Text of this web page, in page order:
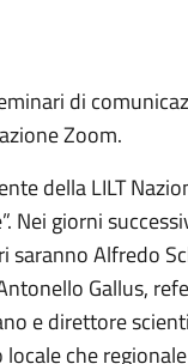
di
Zoom.
della LILT
Nei giorni
saranno Alfredo
Gallus,
e direttore
che